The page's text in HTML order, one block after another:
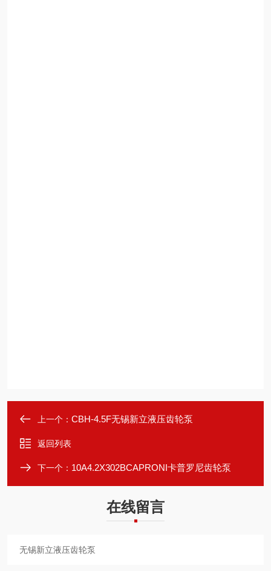
上一个： CBH-4.5F无锡新立液压齿轮泵
返回列表
下一个： 10A4.2X302BCAPRONI卡普罗尼齿轮泵
在线留言